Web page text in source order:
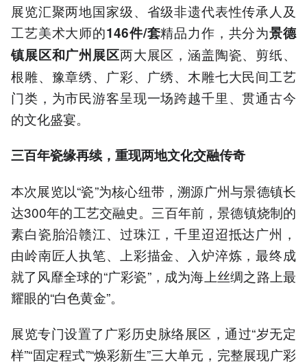
展览汇聚两地国家级、省级非遗代表性传承人及
工艺美术大师的146件/套精品力作，共分为景德
镇展区和广州展区两大展区，涵盖陶瓷、剪纸、
根雕、豫章绣、广彩、广绣、木雕七大民间工艺
门类，为市民游客呈现一场跨越千里、贯通古今
的文化盛宴。
三百年瓷缘再续，重现两地文化交融传奇
本次展览以“瓷”为核心纽带，溯源广州与景德镇长
达300年的工艺交融史。三百年前，景德镇烧制的
素白瓷胎沿赣江、过珠江，千里迢迢抵达广州，
由岭南匠人执笔、上彩描金、入炉淬炼，最终成
就了风靡全球的“广彩瓷”，成为海上丝绸之路上最
耀眼的“白色黄金”。
展览专门设置了广彩历史脉络展区，通过“岁无定
样”“固定程式”“焕彩新生”三大单元，完整展现广彩